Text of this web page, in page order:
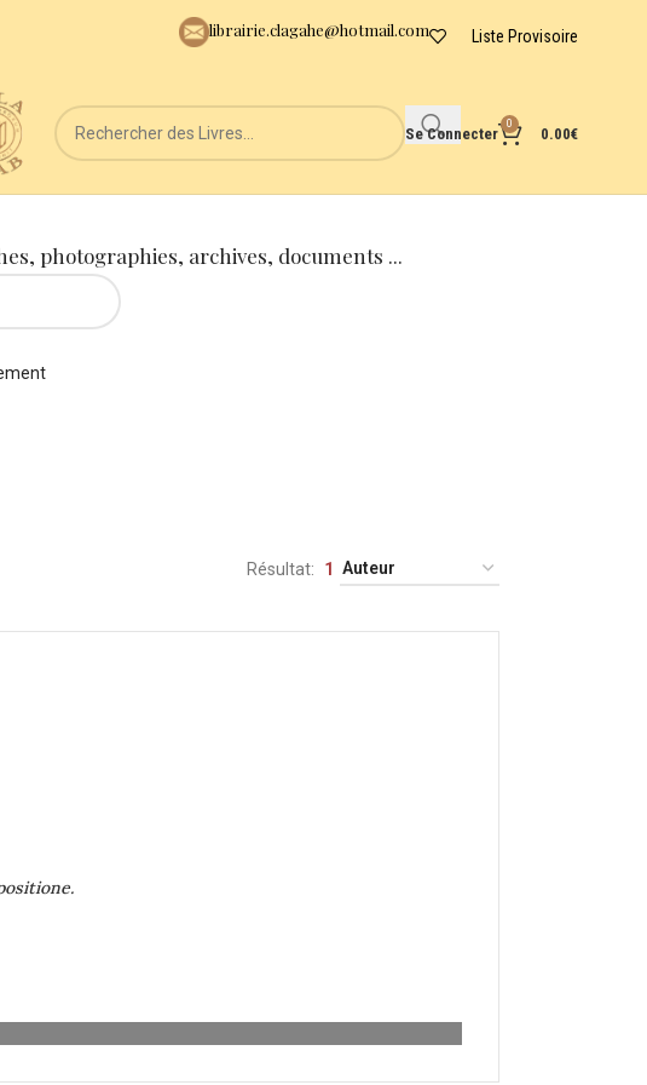
librairie.clagahe@hotmail.com Liste Provisoire
Se Connecter
0
0.00€
photographies, archives, documents ...
Résultat 1